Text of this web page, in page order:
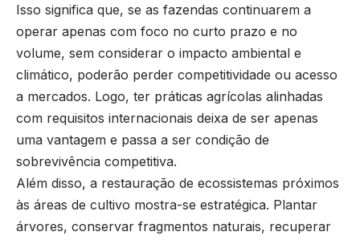
Isso significa que, se as fazendas continuarem a
operar apenas com foco no curto prazo e no
volume, sem considerar o impacto ambiental e
climático, poderão perder competitividade ou acesso
a mercados. Logo, ter práticas agrícolas alinhadas
com requisitos internacionais deixa de ser apenas
uma vantagem e passa a ser condição de
sobrevivência competitiva.
Além disso, a restauração de ecossistemas próximos
às áreas de cultivo mostra-se estratégica. Plantar
árvores, conservar fragmentos naturais, recuperar